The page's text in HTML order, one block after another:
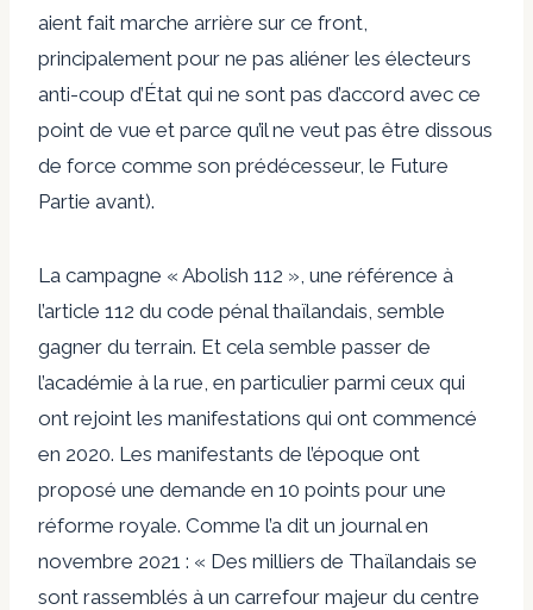
aient fait marche arrière sur ce front,
principalement pour ne pas aliéner les électeurs
anti-coup d’État qui ne sont pas d’accord avec ce
point de vue et parce qu’il ne veut pas être dissous
de force comme son prédécesseur, le Future
Partie avant).
La campagne « Abolish 112 », une référence à
l’article 112 du code pénal thaïlandais, semble
gagner du terrain. Et cela semble passer de
l’académie à la rue, en particulier parmi ceux qui
ont rejoint les manifestations qui ont commencé
en 2020. Les manifestants de l’époque ont
proposé une demande en 10 points pour une
réforme royale. Comme l’a dit un journal en
novembre 2021 : « Des milliers de Thaïlandais se
sont rassemblés à un carrefour majeur du centre